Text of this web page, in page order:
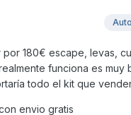
por 180€ escape, levas,
funciona es muy
todo el kit que
envio gratis